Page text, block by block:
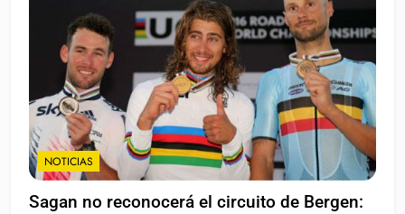
NOTICIAS
Sagan no reconocerá el circuito de Bergen: